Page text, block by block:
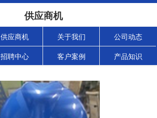
供应商机
供应商机 关于我们 公司动态
招聘中心 客户案例 产品知识